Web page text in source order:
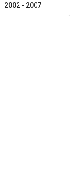
2002 - 2007